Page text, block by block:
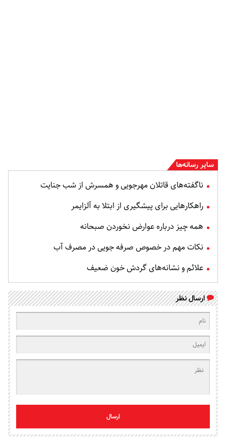
سایر رسانه‌ها
ناگفته‌های قاتلان مهرجویی و همسرش از شب جنایت
راهکارهایی برای پیشگیری از ابتلا به آلزایمر
همه چیز درباره عوارض نخوردن صبحانه
نکات مهم در خصوص صرفه جویی در مصرف آب
علائم و نشانه‌های گردش خون ضعیف
ارسال نظر
ارسال